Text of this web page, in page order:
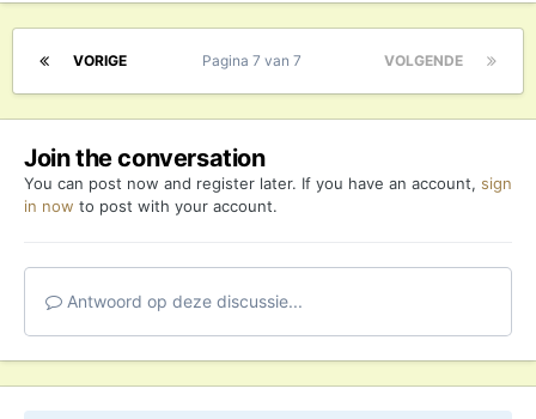
VORIGE VOLGENDE
Pagina 7 van 7
Join the conversation
You can post now and register later. If you have an account, sign
in now to post with your account.
Antwoord op deze discussie...